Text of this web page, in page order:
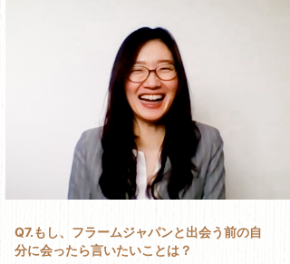
Q7.もし、フラームジャパンと出会う前の自
分に会ったら言いたいことは？